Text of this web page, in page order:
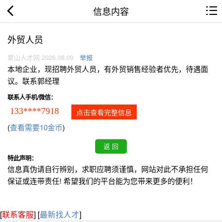
信息内容
外贸人员
蒙山人才网 2026.08.09 举报
本地企业，现招聘外贸人员，有外贸销售经验者优先，待遇面
议。联系郭经理
联系人手机/微信：
133****7918 点击查看完整信息
(查看需要10金币)
特此声明：
信息真伪请自行辨别，求职应聘须谨慎，网站对此不承担任何
保证或连带责任! 希望我们的平台能为您带来更多的便利！
[联系客服] [最新找人才]